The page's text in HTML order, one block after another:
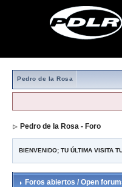
Pedro de la Rosa
Pedro de la Rosa - Foro
BIENVENIDO; TU ÚLTIMA VISITA
Foros abiertos / Open